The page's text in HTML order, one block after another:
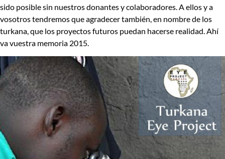
sido posible sin nuestros donantes y colaboradores. A ellos y a
vosotros tendremos que agradecer también, en nombre de los
turkana, que los proyectos futuros puedan hacerse realidad. Ahí
va vuestra memoria 2015.